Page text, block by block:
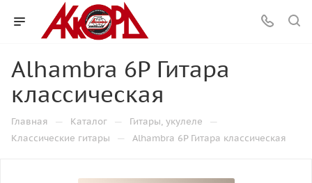
Alhambra 6P Гитара
классическая
Главная — Каталог — Гитары, укулеле —
Классические гитары — Alhambra 6P Гитара классическая